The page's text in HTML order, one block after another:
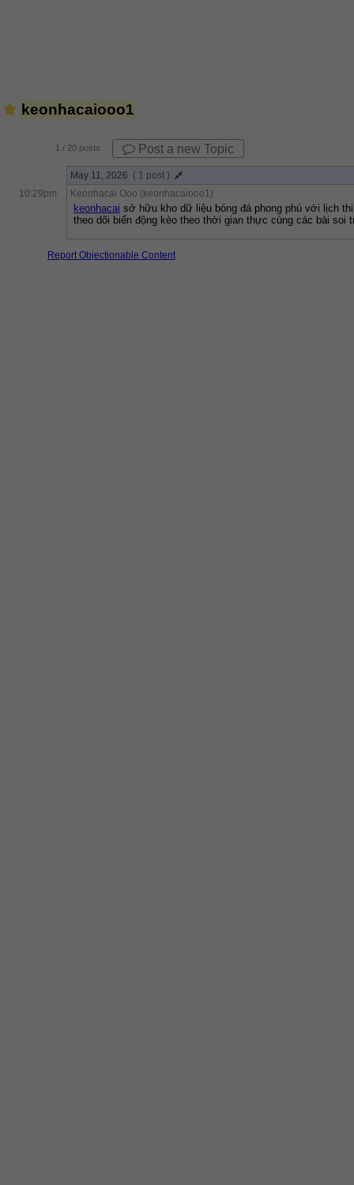
keonhacaiooo1
1 / 20 posts Post a new Topic
May 11, 2026 ( 1 post )
10:29pm
Keonhacai Ooo (keonhacaiooo1)
keonhacai sở hữu kho dữ liệu bóng đá phong phú với lịch
theo dõi biến động kèo theo thời gian thực cùng các bài soi
Report Objectionable Content